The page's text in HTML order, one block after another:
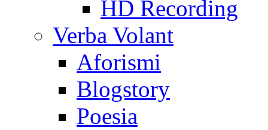
HD Recording
Verba Volant
Aforismi
Blogstory
Poesia